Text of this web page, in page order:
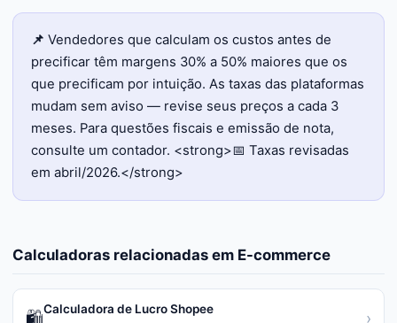
📌 Vendedores que calculam os custos antes de
precificar têm margens 30% a 50% maiores que os
que precificam por intuição. As taxas das plataformas
mudam sem aviso — revise seus preços a cada 3
meses. Para questões fiscais e emissão de nota,
consulte um contador. <strong>📅 Taxas revisadas
em abril/2026.</strong>
Calculadoras relacionadas em E-commerce
🛍️Calculadora de Lucro Shopee ›